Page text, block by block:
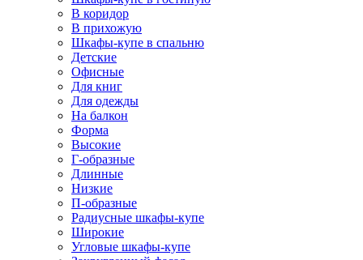
В коридор
В прихожую
Шкафы-купе в спальню
Детские
Офисные
Для книг
Для одежды
На балкон
Форма
Высокие
Г-образные
Длинные
Низкие
П-образные
Радиусные шкафы-купе
Широкие
Угловые шкафы-купе